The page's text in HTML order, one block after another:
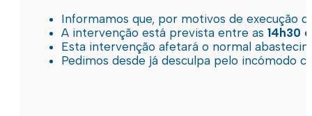
Informamos que, por motivos de execução
A intervenção está prevista entre as 14h30
Esta intervenção afetará o normal
Pedimos desde já desculpa pelo incómodo